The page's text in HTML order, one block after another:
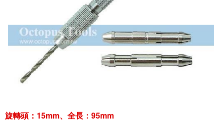
旋轉頭：15mm、全長：95mm